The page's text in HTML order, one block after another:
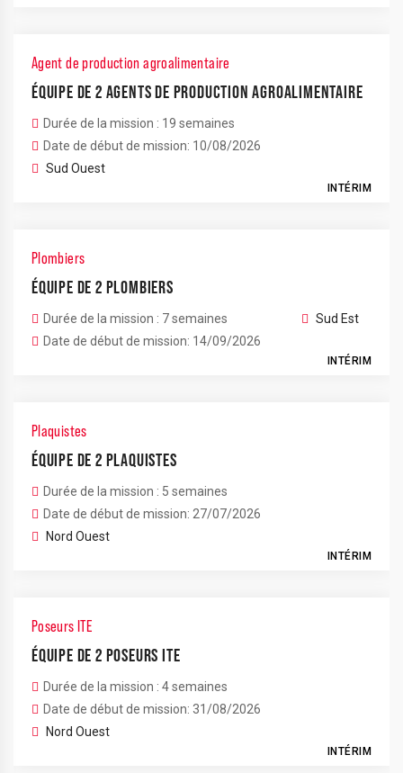
Agent de production agroalimentaire
ÉQUIPE DE 2 AGENTS DE PRODUCTION AGROALIMENTAIRE
Durée de la mission : 19 semaines
Date de début de mission: 10/08/2026
Sud Ouest
INTÉRIM
Plombiers
ÉQUIPE DE 2 PLOMBIERS
Durée de la mission : 7 semaines
Date de début de mission: 14/09/2026
Sud Est
INTÉRIM
Plaquistes
ÉQUIPE DE 2 PLAQUISTES
Durée de la mission : 5 semaines
Date de début de mission: 27/07/2026
Nord Ouest
INTÉRIM
Poseurs ITE
ÉQUIPE DE 2 POSEURS ITE
Durée de la mission : 4 semaines
Date de début de mission: 31/08/2026
Nord Ouest
INTÉRIM